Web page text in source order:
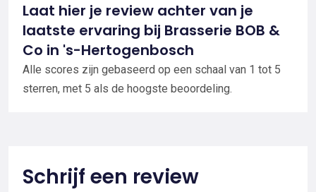
Laat hier je review achter van je
laatste ervaring bij Brasserie BOB &
Co in 's-Hertogenbosch
Alle scores zijn gebaseerd op een schaal van 1 tot 5
sterren, met 5 als de hoogste beoordeling.
Schrijf een review